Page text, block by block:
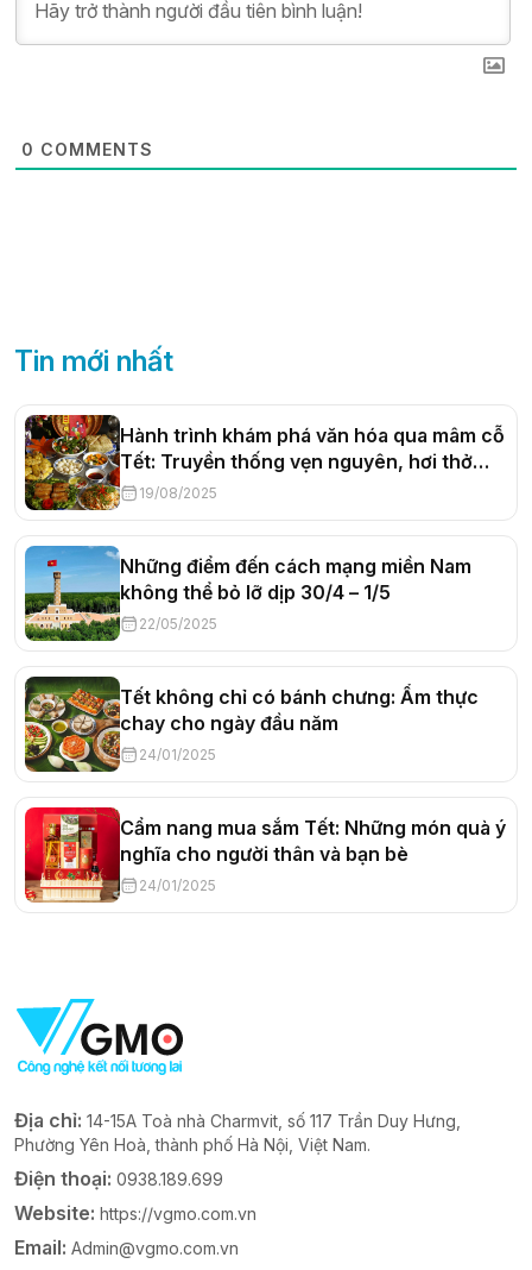
0 COMMENTS
Tin mới nhất
Hành trình khám phá văn hóa qua mâm cỗ
Tết: Truyền thống vẹn nguyên, hơi thở
đương đại
19/08/2025
Những điểm đến cách mạng miền Nam
không thể bỏ lỡ dịp 30/4 – 1/5
22/05/2025
Tết không chỉ có bánh chưng: Ẩm thực
chay cho ngày đầu năm
24/01/2025
Cẩm nang mua sắm Tết: Những món quà ý
nghĩa cho người thân và bạn bè
24/01/2025
Địa chỉ: 14-15A Toà nhà Charmvit, số 117 Trần Duy Hưng,
Phường Yên Hoà, thành phố Hà Nội, Việt Nam.
Điện thoại: 0938.189.699
Website: https://vgmo.com.vn
Email: Admin@vgmo.com.vn